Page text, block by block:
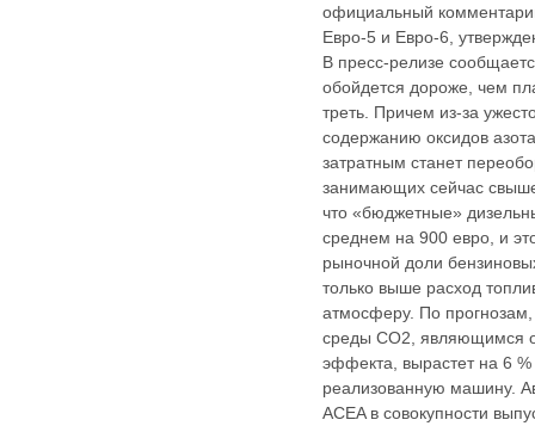
официальный
Евро-5 и Евро-6,
В пресс-релизе
обойдется дороже, чем
треть. Причем из-за
содержанию оксидов
затратным станет
занимающих сейчас
что «бюджетные»
среднем на 900 евро, и
рыночной доли
только выше расход
атмосферу. По
среды CO2, являющимся
эффекта, вырастет на 6
реализованную машину.
ACEA в совокупности